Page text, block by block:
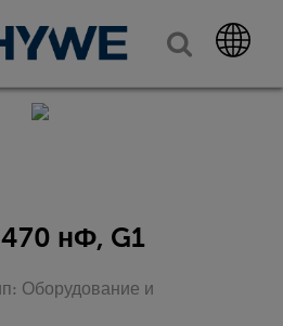
нФ, G1
Оборудование и